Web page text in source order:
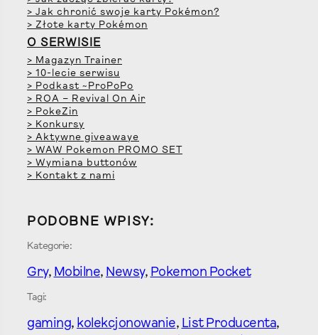
> Jak chronić swoje karty Pokémon?
> Złote karty Pokémon
O SERWISIE
> Magazyn Trainer
> 10-lecie serwisu
> Podkast ~ProPoPo
> ROA – Revival On Air
> PokeZin
> Konkursy
> Aktywne giveawaye
> WAW Pokemon PROMO SET
> Wymiana buttonów
> Kontakt z nami
PODOBNE WPISY:
Kategorie:
Gry, Mobilne, Newsy, Pokemon Pocket
Tagi:
gaming, kolekcjonowanie, List Producenta